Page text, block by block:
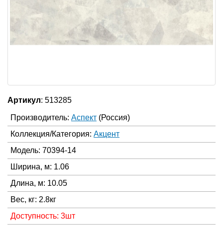
Артикул: 513285
Производитель: Аспект (Россия)
Коллекция/Категория: Акцент
Модель: 70394-14
Ширина, м: 1.06
Длина, м: 10.05
Вес, кг: 2.8кг
Доступность: 3шт